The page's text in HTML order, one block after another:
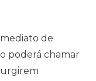
de
poderá chamar